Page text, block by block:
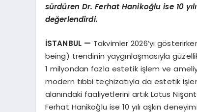
sürdüren Dr. Ferhat Hanikoğlu ise 10
değerlendirdi.
İSTANBUL — Takvimler 2026’yı
being) trendinin yaygınlaşmasıyla
1 milyondan fazla estetik işlem ve
modern tıbbi teçhizatıyla da estetik
alanındaki faaliyetlerini artık Lotus
Ferhat Hanikoğlu ise 10 yılı aşkın